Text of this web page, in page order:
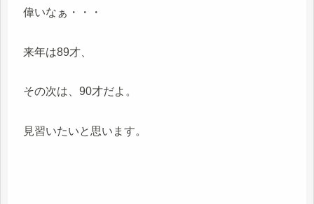
偉いなぁ・・・
来年は89才、
その次は、90才だよ。
見習いたいと思います。